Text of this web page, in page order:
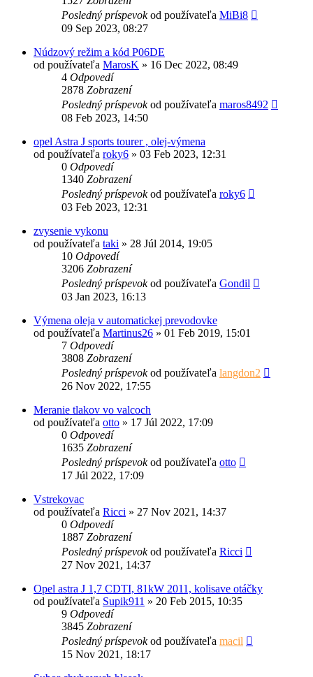
Posledný príspevokod používateľa MiBi8
09 Sep 2023, 08:27
Núdzový režim a kód P06DE
od používateľa MarosK » 16 Dec 2022, 08:49
4 Odpovedí
2878 Zobrazení
Posledný príspevokod používateľa maros8492
08 Feb 2023, 14:50
opel Astra J sports tourer , olej-výmena
od používateľa roky6 » 03 Feb 2023, 12:31
0 Odpovedí
1340 Zobrazení
Posledný príspevokod používateľa roky6
03 Feb 2023, 12:31
zvysenie vykonu
od používateľa taki » 28 Júl 2014, 19:05
10 Odpovedí
3206 Zobrazení
Posledný príspevokod používateľa Gondil
03 Jan 2023, 16:13
Výmena oleja v automatickej prevodovke
od používateľa Martinus26 » 01 Feb 2019, 15:01
7 Odpovedí
3808 Zobrazení
Posledný príspevokod používateľa langdon2
26 Nov 2022, 17:55
Meranie tlakov vo valcoch
od používateľa otto » 17 Júl 2022, 17:09
0 Odpovedí
1635 Zobrazení
Posledný príspevokod používateľa otto
17 Júl 2022, 17:09
Vstrekovac
od používateľa Ricci » 27 Nov 2021, 14:37
0 Odpovedí
1887 Zobrazení
Posledný príspevokod používateľa Ricci
27 Nov 2021, 14:37
Opel astra J 1,7 CDTI, 81kW 2011, kolisave otáčky
od používateľa Supik911 » 20 Feb 2015, 10:35
9 Odpovedí
3845 Zobrazení
Posledný príspevokod používateľa macil
15 Nov 2021, 18:17